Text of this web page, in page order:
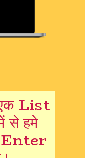
एक List
से हमे